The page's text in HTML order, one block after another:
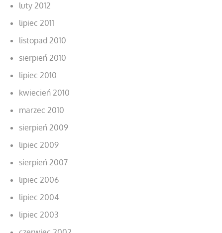
luty 2012
lipiec 2011
listopad 2010
sierpień 2010
lipiec 2010
kwiecień 2010
marzec 2010
sierpień 2009
lipiec 2009
sierpień 2007
lipiec 2006
lipiec 2004
lipiec 2003